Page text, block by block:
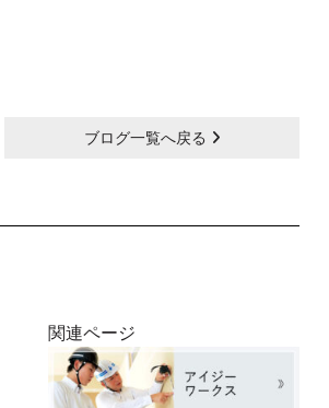
ブログ一覧へ戻る
関連ページ